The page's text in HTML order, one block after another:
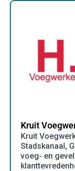
Kruit
Kruit
Stadskanaal,
voeg- en